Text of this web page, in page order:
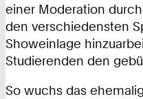
einer Moderation
den verschiedensten
Showeinlage
Studierenden den
So wuchs das